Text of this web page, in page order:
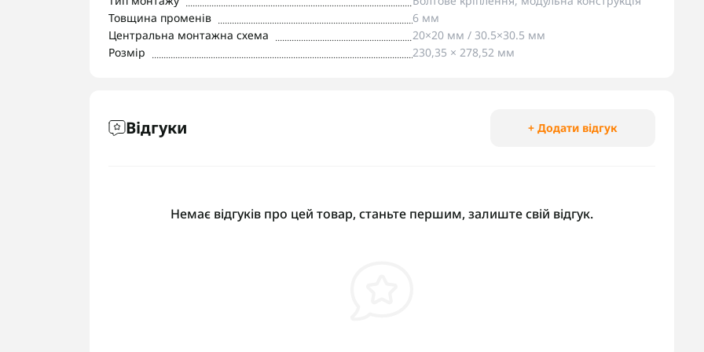
Товщина променів
6 мм
Центральна монтажна схема
20×20 мм / 30.5×30.5 мм
Розмір
230,35 × 278,52 мм
Відгуки + Додати відгук
Немає відгуків про цей товар, станьте першим, залиште свій відгук.